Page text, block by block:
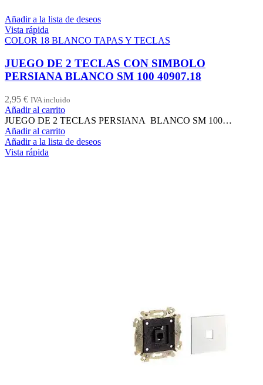
Añadir a la lista de deseos
Vista rápida
COLOR 18 BLANCO TAPAS Y TECLAS
JUEGO DE 2 TECLAS CON SIMBOLO
PERSIANA BLANCO SM 100 40907.18
2,95 € IVA incluido
Añadir al carrito
JUEGO DE 2 TECLAS PERSIANA BLANCO SM 100…
Añadir al carrito
Añadir a la lista de deseos
Vista rápida